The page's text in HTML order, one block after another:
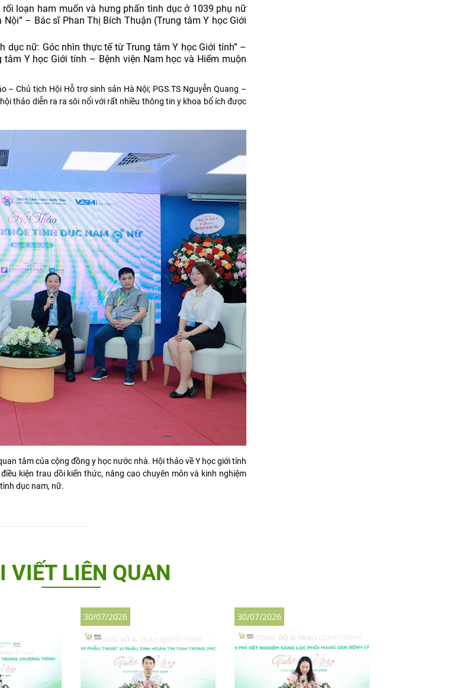
loạn ham muốn và hưng phấn tình dục ở 1039 phụ nữ
– Bác sĩ Phan Thị Bích Thuận (Trung tâm Y học Giới
dục nữ: Góc nhìn thực tế từ Trung tâm Y học Giới tính” –
tâm Y học Giới tính – Bệnh viện Nam học và Hiếm muộn
– Chủ tịch Hội Hỗ trợ sinh sản Hà Nội; PGS.TS Nguyễn Quang –
thảo diễn ra ra sôi nổi với rất nhiều thông tin y khoa bổ ích được
tâm của cộng đồng y học nước nhà. Hội thảo về Y học giới tính
kiện trau dồi kiến thức, nâng cao chuyên môn và kinh nghiệm
dục nam, nữ.
VIẾT LIÊN QUAN
30/07/2026 30/07/2026